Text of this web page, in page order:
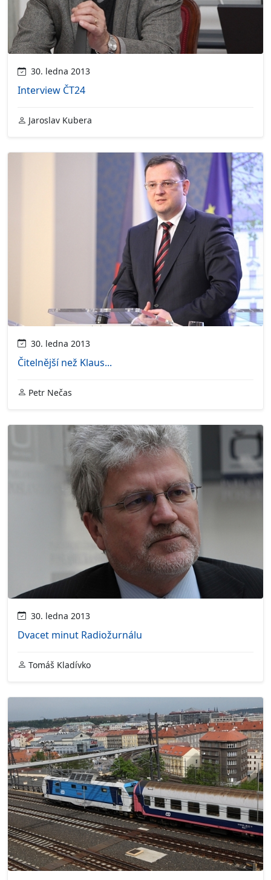
30. ledna 2013
Interview ČT24
Jaroslav Kubera
30. ledna 2013
Čitelnější než Klaus...
Petr Nečas
30. ledna 2013
Dvacet minut Radiožurnálu
Tomáš Kladívko